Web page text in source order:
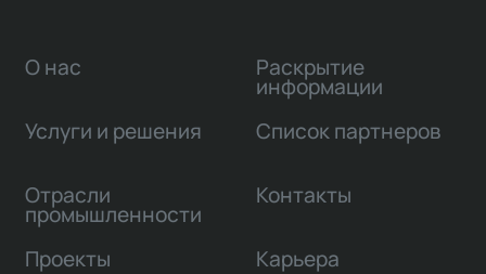
О нас
Услуги и решения
Отрасли
промышленности
Проекты
Раскрытие
информации
Список партнеров
Контакты
Карьера